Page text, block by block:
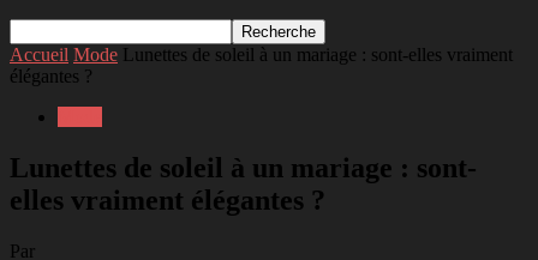
Accueil Mode Lunettes de soleil à un mariage : sont-elles vraiment
élégantes ?
Lunettes de soleil à un mariage : sont-
elles vraiment élégantes ?
Par